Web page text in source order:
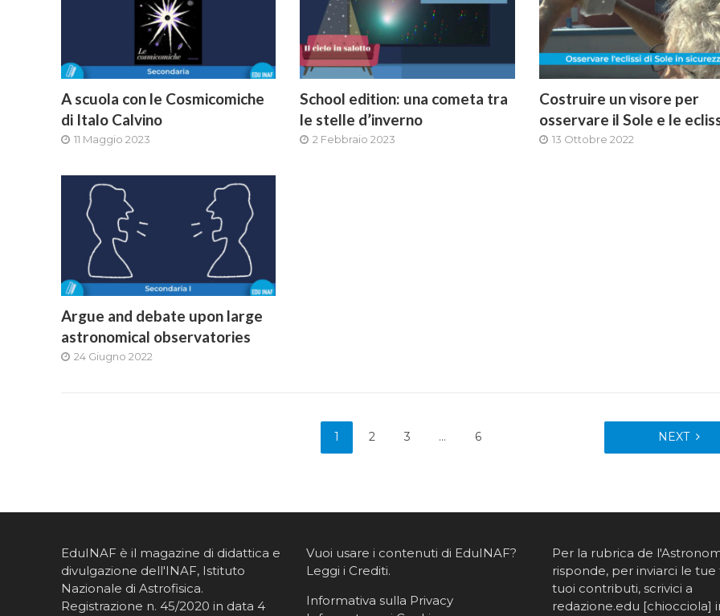
A scuola con le Cosmicomiche
di Italo Calvino
11 Maggio 2023
School edition: una cometa tra
le stelle d’inverno
2 Febbraio 2023
Costruire un visore per
osservare il Sole e le
13 Ottobre 2022
Argue and debate upon large
astronomical observatories
24 Giugno 2022
1 2 3 … 6 NEXT
EduINAF è il magazine di didattica e
divulgazione dell'INAF, Istituto
Nazionale di Astrofisica.
Registrazione n. 45/2020 in data 4
Vuoi usare i contenuti di EduINAF?
Leggi i Crediti.
Informativa sulla Privacy
Per la rubrica de
risponde, per inviarci le tue
tuoi contributi, scrivici a
redazione.edu [chiocciola]